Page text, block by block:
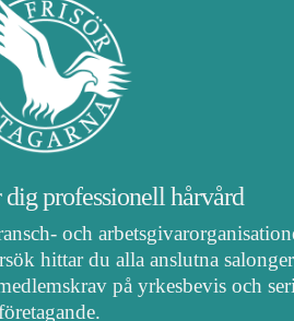
professionell hårvård
och
hittar du alla anslutna
på yrkesbevis och